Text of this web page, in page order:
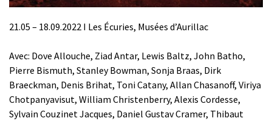
21.05 – 18.09.2022 I Les Écuries, Musées d’Aurillac
Avec: Dove Allouche, Ziad Antar, Lewis Baltz, John Batho,
Pierre Bismuth, Stanley Bowman, Sonja Braas, Dirk
Braeckman, Denis Brihat, Toni Catany, Allan Chasanoff, Viriya
Chotpanyavisut, William Christenberry, Alexis Cordesse,
Sylvain Couzinet Jacques, Daniel Gustav Cramer, Thibaut